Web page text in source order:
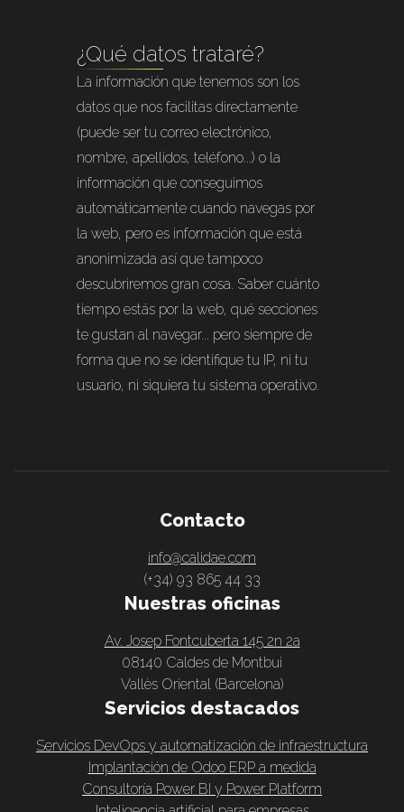
¿Qué datos trataré?
La información que tenemos son los
datos que nos facilitas directamente
(puede ser tu correo electrónico,
nombre, apellidos, teléfono...) o la
información que conseguimos
automáticamente cuando navegas por
la web, pero es información que está
anonimizada así que tampoco
descubriremos gran cosa. Saber cuánto
tiempo estás por la web, qué secciones
te gustan al navegar... pero siempre de
forma que no se identifique tu IP, ni tu
usuario, ni siquiera tu sistema operativo.
Contacto
info@calidae.com
(+34) 93 865 44 33
Nuestras oficinas
Av. Josep Fontcuberta 145 2n 2a
08140 Caldes de Montbui
Vallès Oriental (Barcelona)
Servicios destacados
Servicios DevOps y automatización de infraestructura
Implantación de Odoo ERP a medida
Consultoría Power BI y Power Platform